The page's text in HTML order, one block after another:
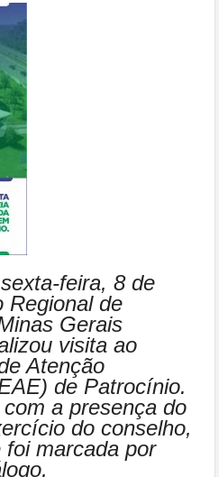
feira, 8 de
Regional de
Gerais
visita ao
Atenção
de Patrocínio.
a presença do
do conselho,
foi marcada por